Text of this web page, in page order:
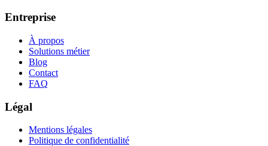
Entreprise
À propos
Solutions métier
Blog
Contact
FAQ
Légal
Mentions légales
Politique de confidentialité